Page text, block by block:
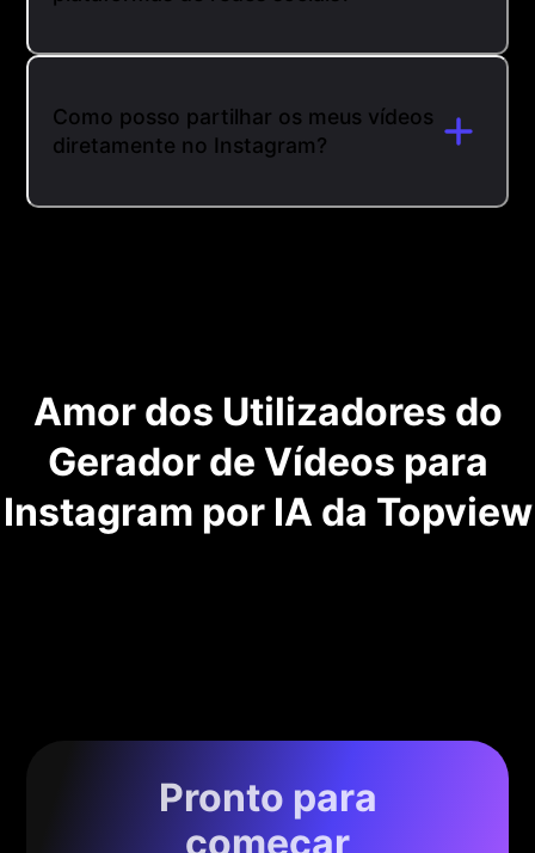
Como posso partilhar os meus vídeos
diretamente no Instagram?
Amor dos Utilizadores do
Gerador de Vídeos para
Instagram por IA da Topview
Pronto para
começar